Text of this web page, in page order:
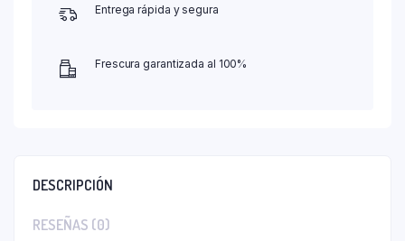
Entrega rápida y segura
Frescura garantizada al 100%
DESCRIPCIÓN
RESEÑAS (0)